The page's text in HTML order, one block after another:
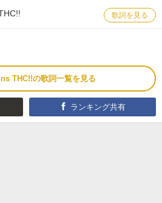
歌詞を見る
THC!!の歌詞一覧を見る
ランキング共有